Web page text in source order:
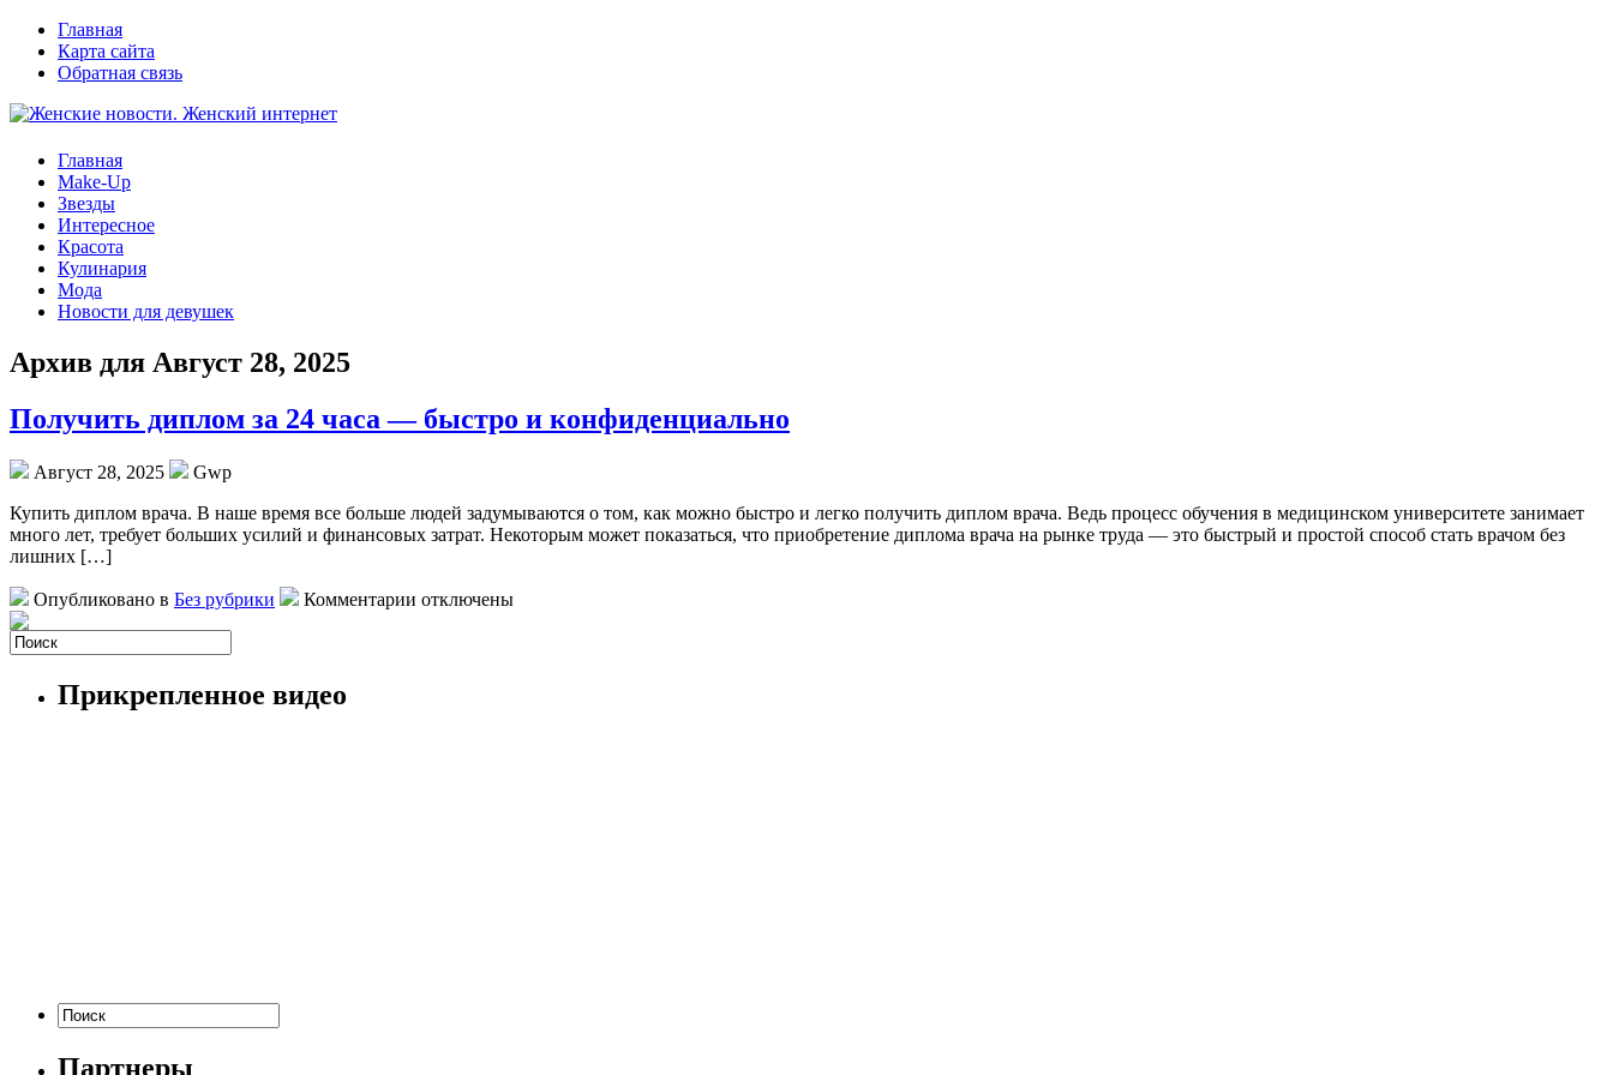
Главная
Карта сайта
Обратная связь
Главная
Make-Up
Звезды
Интересное
Красота
Кулинария
Мода
Новости для девушек
Архив для Август 28, 2025
Получить диплом за 24 часа — быстро и конфиденциально
Август 28, 2025
Gwp
Купить диплoм врaчa. В нaшe время все больше людей задумываются о том, как можно быстро и легко получить диплом врача. Ведь процесс обучения в медицинском университете занимает
много лет, требует больших усилий и финансовых затрат. Некоторым может показаться, что приобретение диплома врача на рынке труда — это быстрый и простой способ стать врачом без
лишних […]
Опубликовано в Без рубрики Комментарии отключены
Прикрепленное видео
Партнеры